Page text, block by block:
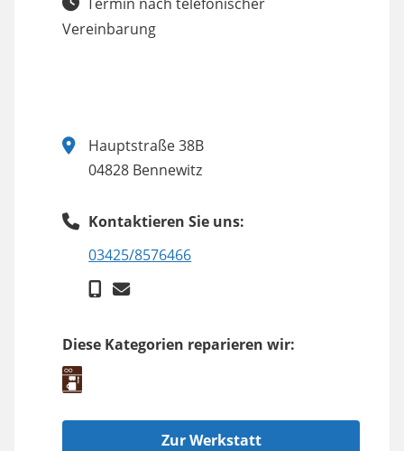
Vereinbarung
Hauptstraße 38B
04828 Bennewitz
Kontaktieren Sie uns:
03425/8576466
Diese Kategorien reparieren wir:
Zur Werkstatt